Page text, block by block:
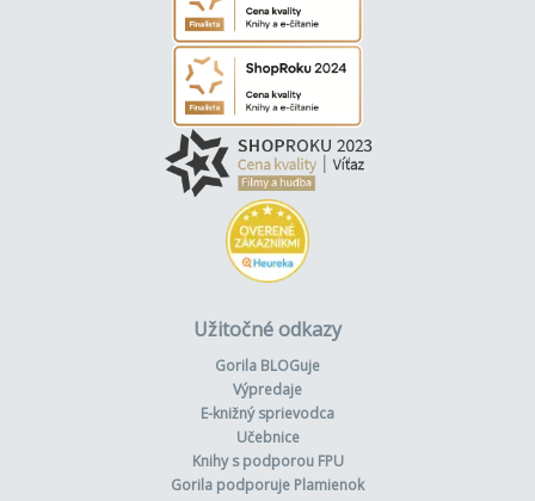
Užitočné odkazy
Gorila BLOGuje
Výpredaje
E-knižný sprievodca
Učebnice
Knihy s podporou FPU
Gorila podporuje Plamienok